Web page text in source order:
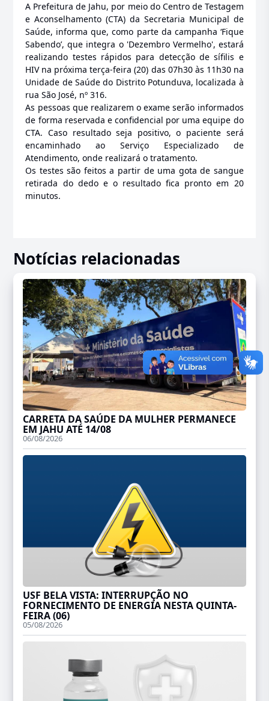
A Prefeitura de Jahu, por meio do Centro de Testagem
e Aconselhamento (CTA) da Secretaria Municipal de
Saúde, informa que, como parte da campanha ‘Fique
Sabendo’, que integra o 'Dezembro Vermelho', estará
realizando testes rápidos para detecção de sífilis e
HIV na próxima terça-feira (20) das 07h30 às 11h30 na
Unidade de Saúde do Distrito Potunduva, localizada à
rua São José, nº 316.
As pessoas que realizarem o exame serão informados
de forma reservada e confidencial por uma equipe do
CTA. Caso resultado seja positivo, o paciente será
encaminhado ao Serviço Especializado de
Atendimento, onde realizará o tratamento.
Os testes são feitos a partir de uma gota de sangue
retirada do dedo e o resultado fica pronto em 20
minutos.
Notícias relacionadas
CARRETA DA SAÚDE DA MULHER PERMANECE
EM JAHU ATÉ 14/08
06/08/2026
USF BELA VISTA: INTERRUPÇÃO NO
FORNECIMENTO DE ENERGIA NESTA QUINTA-
FEIRA (06)
05/08/2026